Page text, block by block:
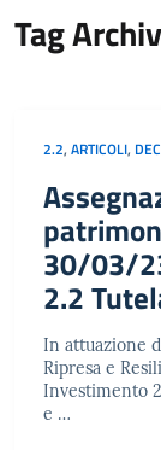
Tag
2.2, ARTICOLI,
30/03/
2.2
rurale
In attuazione
Ripresa e
Investimento
e …